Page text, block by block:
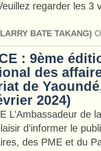
regarder les 3
BATE TAKANG)
: 9ème
des
de
2024)
L’Ambassadeur de
d’informer le
des PME et du